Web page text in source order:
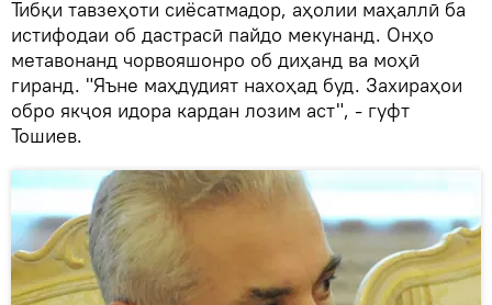
Тибқи тавзеҳоти сиёсатмадор, аҳолии маҳаллӣ ба
истифодаи об дастрасӣ пайдо мекунанд. Онҳо
метавонанд чорвояшонро об диҳанд ва моҳӣ
гиранд. "Яъне маҳдудият нахоҳад буд. Захираҳои
обро якҷоя идора кардан лозим аст", - гуфт
Тошиев.